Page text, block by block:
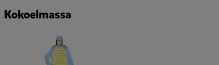
Kokoelmassa